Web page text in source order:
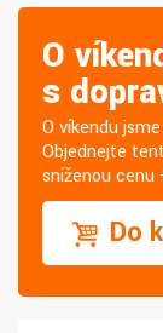
O
s
O víkendu
Objednejte
sníženou cenu
Do